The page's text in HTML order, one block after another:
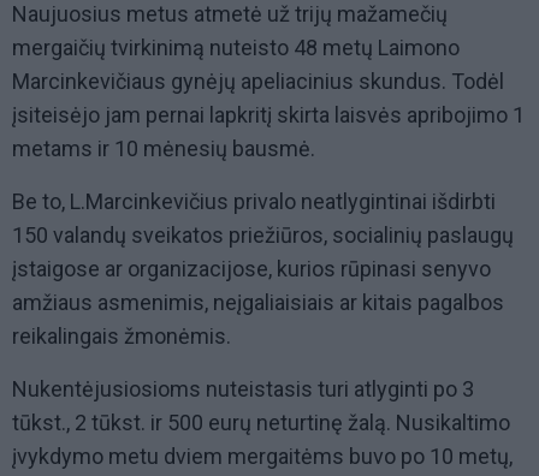
Naujuosius metus atmetė už trijų mažamečių
mergaičių tvirkinimą nuteisto 48 metų Laimono
Marcinkevičiaus gynėjų apeliacinius skundus. Todėl
įsiteisėjo jam pernai lapkritį skirta laisvės apribojimo 1
metams ir 10 mėnesių bausmė.
Be to, L.Marcinkevičius privalo neatlygintinai išdirbti
150 valandų sveikatos priežiūros, socialinių paslaugų
įstaigose ar organizacijose, kurios rūpinasi senyvo
amžiaus asmenimis, neįgaliaisiais ar kitais pagalbos
reikalingais žmonėmis.
Nukentėjusiosioms nuteistasis turi atlyginti po 3
tūkst., 2 tūkst. ir 500 eurų neturtinę žalą. Nusikaltimo
įvykdymo metu dviem mergaitėms buvo po 10 metų,